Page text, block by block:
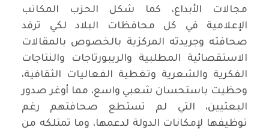
مجالات الأبداع، كما شكل الحزب المكاتب
الإعلامية في كل محافظات البلاد لكي ترفد
صحافته وجريدته المركزية بالخصوص بالمقالات
الاستقصائية المطلبية والريبورتاجات والنتاجات
الفكرية والشعرية وتغطية الفعاليات الثقافية،
وحظيت باستحسان شعبي واسع، مما أوغر صدور
البعثيين، التي لم تستطع صحافتهم رغم
توظيفها لإمكانات الدولة لدعمها، وما تمتلكه من